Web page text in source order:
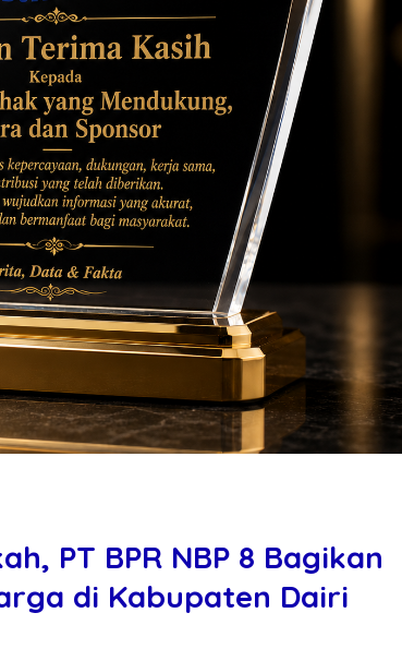
PT BPR NBP 8 Bagikan
di Kabupaten Dairi